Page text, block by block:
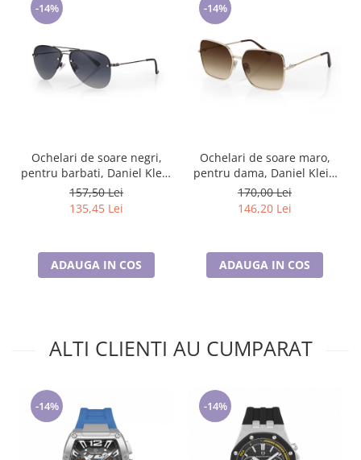
-14%
Ochelari de soare negri,
pentru barbati, Daniel Klein
Sunglasses, DK3262-1
157,50 Lei
135,45 Lei
ADAUGA IN COS
-14%
Ochelari de soare maro,
pentru dama, Daniel Klein
Sunglasses, DK4322-2
170,00 Lei
146,20 Lei
ADAUGA IN COS
ALTI CLIENTI AU CUMPARAT
-14% -14%